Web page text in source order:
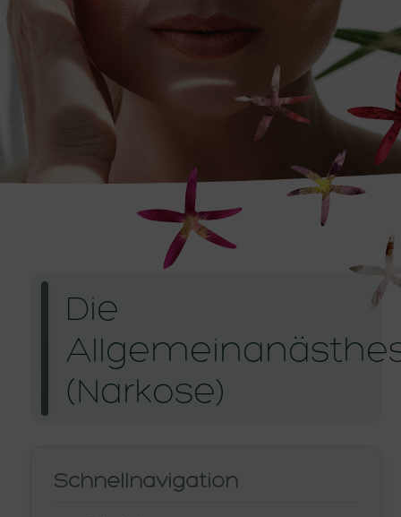
Die
(Narkose)
Schnellnavigation